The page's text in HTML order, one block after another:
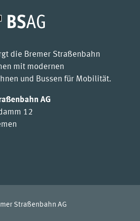
die Bremer Straßenbahn
mit modernen
und Bussen für Mobilität.
AG
12
Straßenbahn AG